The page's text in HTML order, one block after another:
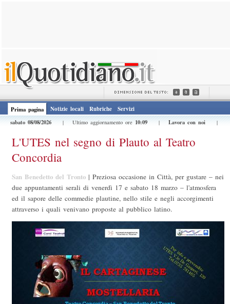
Prima pagina Notizie locali Rubriche
Servizi
sabato 08/08/2026
| Ultimo aggiornamento ore 10:09 | Lavora con noi |
L'UTES nel segno di Plauto al Teatro
Concordia
San Benedetto del Tronto | Preziosa occasione in Città, per gustare – nei
due appuntamenti serali di venerdì 17 e sabato 18 marzo – l'atmosfera
ed il sapore delle commedie plautine, nello stile e negli accorgimenti
attraverso i quali venivano proposte al pubblico latino.